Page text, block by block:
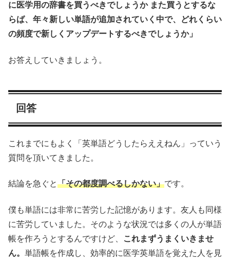
に医学用の辞書を買うべきでしょうか また買うとするな
らば、年々新しい単語が追加されていく中で、どれくらい
の頻度で新しくアップデートするべきでしょうか」
お答えしていきましょう。
回答
これまでにもよく「英単語どうしたらええねん」っていう
質問を頂いてきました。
結論を急ぐと「その都度調べるしかない」です。
僕も単語には非常に苦労した記憶があります。友人も同様
に苦労していました。そのような状況では多くの人が単語
帳を作ろうとするんですけど、
これまずうまくいきませ
ん。 単語帳を作成し、効率的に医学英単語を覚えた人を見